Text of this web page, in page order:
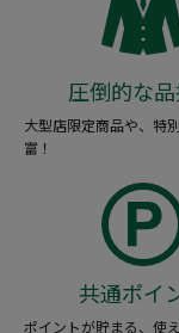
圧倒的な
大型店限定商品や、特
富！
共通ポイ
ポイントが貯まる、使